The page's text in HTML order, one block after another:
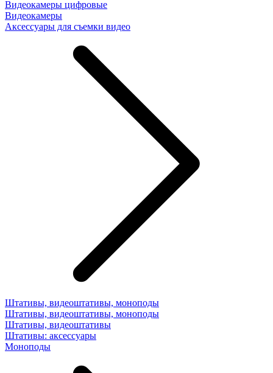
Видеокамеры цифровые
Видеокамеры
Аксессуары для съемки видео
Штативы, видеоштативы, моноподы
Штативы, видеоштативы, моноподы
Штативы, видеоштативы
Штативы: аксессуары
Моноподы